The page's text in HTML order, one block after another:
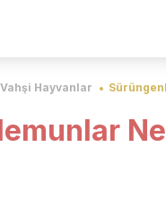
Vahşi Hayvanlar